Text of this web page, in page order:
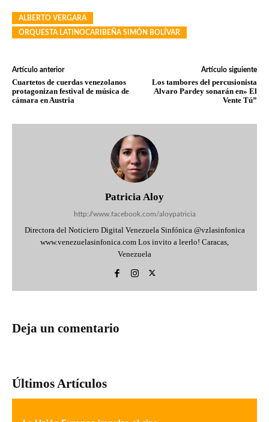
ALBERTO VERGARA
ORQUESTA LATINOCARIBEÑA SIMÓN BOLÍVAR
Artículo anterior
Cuartetos de cuerdas venezolanos
protagonizan festival de música de
cámara en Austria
Artículo siguiente
Los tambores del percusionista
Alvaro Pardey sonarán en» El
Vente Tú”
Patricia Aloy
http://www.facebook.com/aloypatricia
Directora del Noticiero Digital Venezuela Sinfónica @vzlasinfonica
www.venezuelasinfonica.com Los invito a leerlo! Caracas,
Venezuela
Deja un comentario
Últimos Artículos